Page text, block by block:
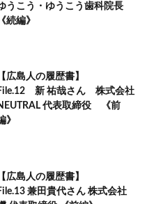
うこう・ゆうこう歯科院長
《続編》
【広島人の履歴書】
新 祐哉さん 株式会社
代表取締役 《前
》
【広島人の履歴書】
兼田貴代さん 株式会社